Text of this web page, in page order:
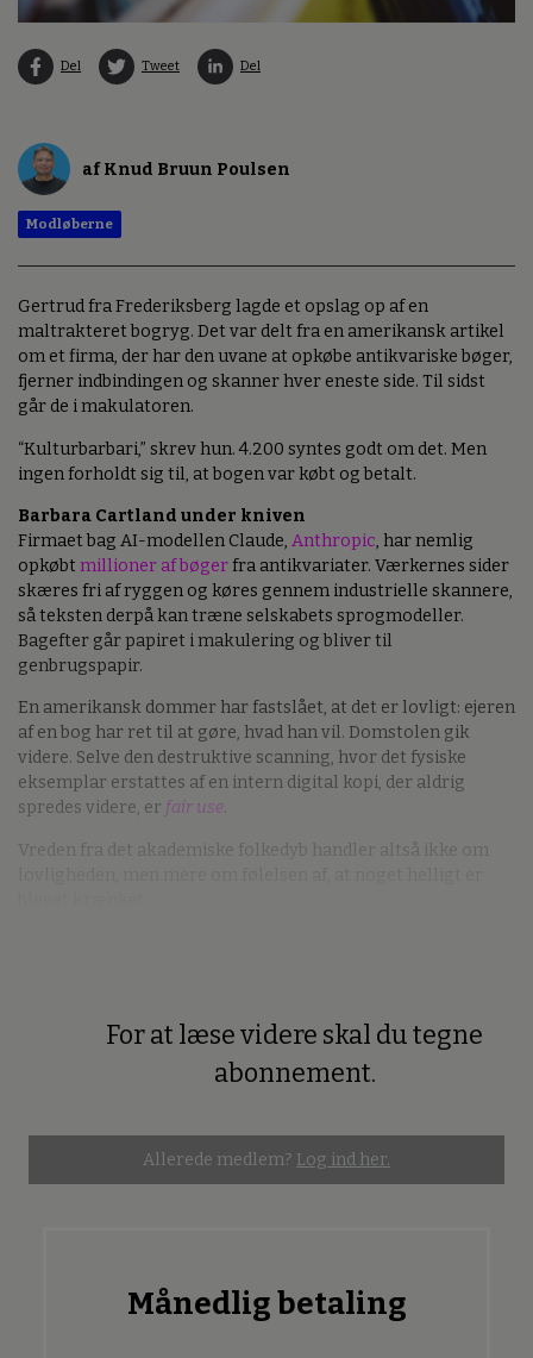
Del Tweet Del
af Knud Bruun Poulsen
Modløberne
Gertrud fra Frederiksberg lagde et opslag op af en
maltrakteret bogryg. Det var delt fra en amerikansk artikel
om et firma, der har den uvane at opkøbe antikvariske bøger,
fjerner indbindingen og skanner hver eneste side. Til sidst
går de i makulatoren.
“Kulturbarbari,” skrev hun. 4.200 syntes godt om det. Men
ingen forholdt sig til, at bogen var købt og betalt.
Barbara Cartland under kniven
Firmaet bag AI-modellen Claude, Anthropic, har nemlig
opkøbt millioner af bøgerfra antikvariater. Værkernes sider
skæres fri af ryggen og køres gennem industrielle skannere,
så teksten derpå kan træne selskabets sprogmodeller.
Bagefter går papiret i makulering og bliver til
genbrugspapir.
En amerikansk dommer har fastslået, at det er lovligt: ejeren
af en bog har ret til at gøre, hvad han vil. Domstolen gik
videre. Selve den destruktive scanning, hvor det fysiske
eksemplar erstattes af en intern digital kopi, der aldrig
spredes videre, er fair use.
Vreden fra det akademiske folkedyb handler altså ikke om
For at læse videre skal du tegne
abonnement.
Allerede medlem? Log ind her.
Månedlig betaling